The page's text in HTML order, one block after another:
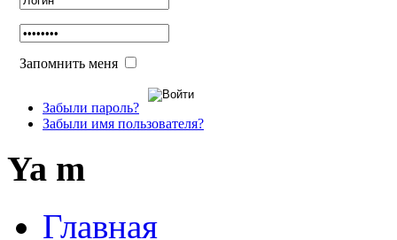
Запомнить меня
Забыли пароль?
Забыли имя пользователя?
Ya m
Главная